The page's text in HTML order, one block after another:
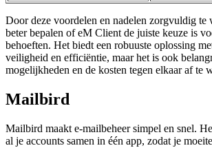
Door deze voordelen en nadelen zorgvuldig te
beter bepalen of eM Client de juiste keuze is
behoeften. Het biedt een robuuste oplossing
veiligheid en efficiëntie, maar het is ook
mogelijkheden en de kosten tegen elkaar af te
Mailbird
Mailbird maakt e-mailbeheer simpel en snel.
al je accounts samen in één app, zodat je